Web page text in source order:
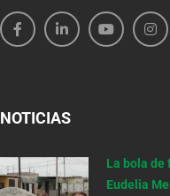
NOTICIAS
La bola de
Eudelia